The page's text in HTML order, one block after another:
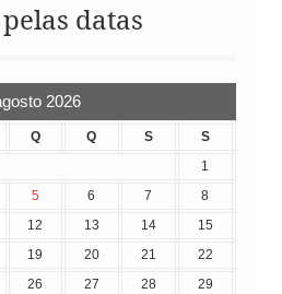
datas
2026
Q Q S
S
1
5 6 7
8
12 13 14
15
19 20 21
22
26 27 28
29